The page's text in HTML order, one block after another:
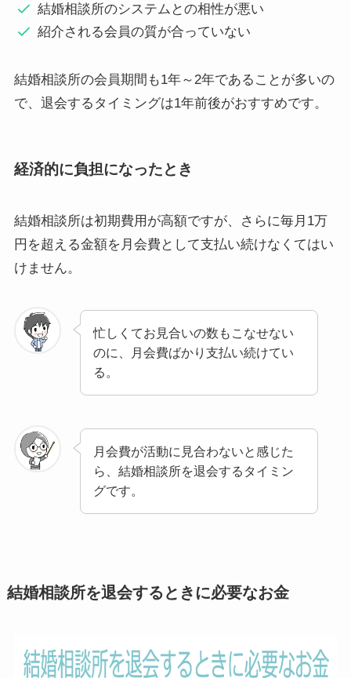
結婚相談所のシステムとの相性が悪い
紹介される会員の質が合っていない
結婚相談所の会員期間も1年～2年であることが多いの
で、退会するタイミングは1年前後がおすすめです。
経済的に負担になったとき
結婚相談所は初期費用が高額ですが、さらに毎月1万
円を超える金額を月会費として支払い続けなくてはい
けません。
忙しくてお見合いの数もこなせない
のに、月会費ばかり支払い続けてい
る。
月会費が活動に見合わないと感じた
ら、結婚相談所を退会するタイミン
グです。
結婚相談所を退会するときに必要なお金